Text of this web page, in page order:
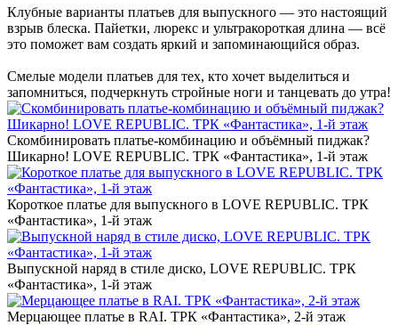
Клубные варианты платьев для выпускного — это настоящий
взрыв блеска. Пайетки, люрекс и ультракороткая длина — всё
это поможет вам создать яркий и запоминающийся образ.
Смелые модели платьев для тех, кто хочет выделиться и
запомниться, подчеркнуть стройные ноги и танцевать до утра!
Скомбинировать платье-комбинацию и объёмный пиджак?
Шикарно! LOVE REPUBLIC. ТРК «Фантастика», 1-й этаж
Короткое платье для выпускного в LOVE REPUBLIC. ТРК
«Фантастика», 1-й этаж
Выпускной наряд в стиле диско, LOVE REPUBLIC. ТРК
«Фантастика», 1-й этаж
Мерцающее платье в RAI. ТРК «Фантастика», 2-й этаж